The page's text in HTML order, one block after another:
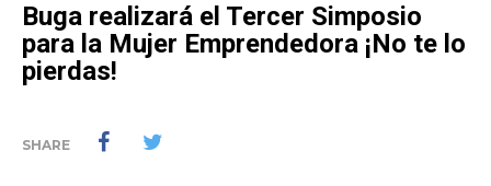
Buga realizará el Tercer Simposio
para la Mujer Emprendedora ¡No te lo
pierdas!
SHARE